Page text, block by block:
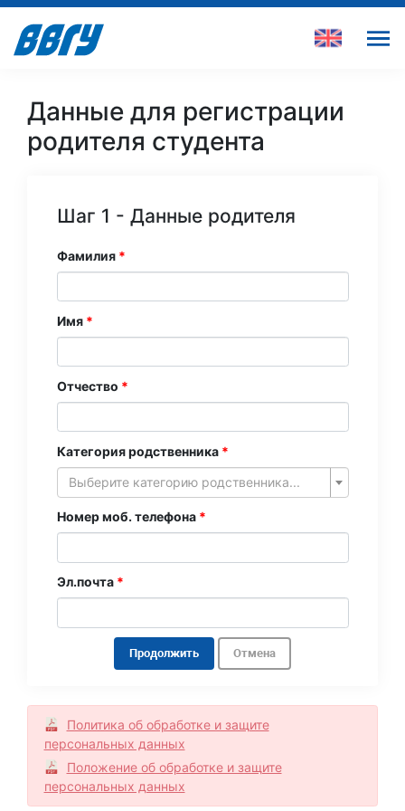
Данные для регистрации
родителя студента
Шаг 1 - Данные родителя
Фамилия
Имя
Отчество
Категория родственника
Выберите категорию родственника...
Номер моб. телефона
Эл.почта
Продолжить Отмена
Политика об обработке и защите
персональных данных
Положение об обработке и защите
персональных данных